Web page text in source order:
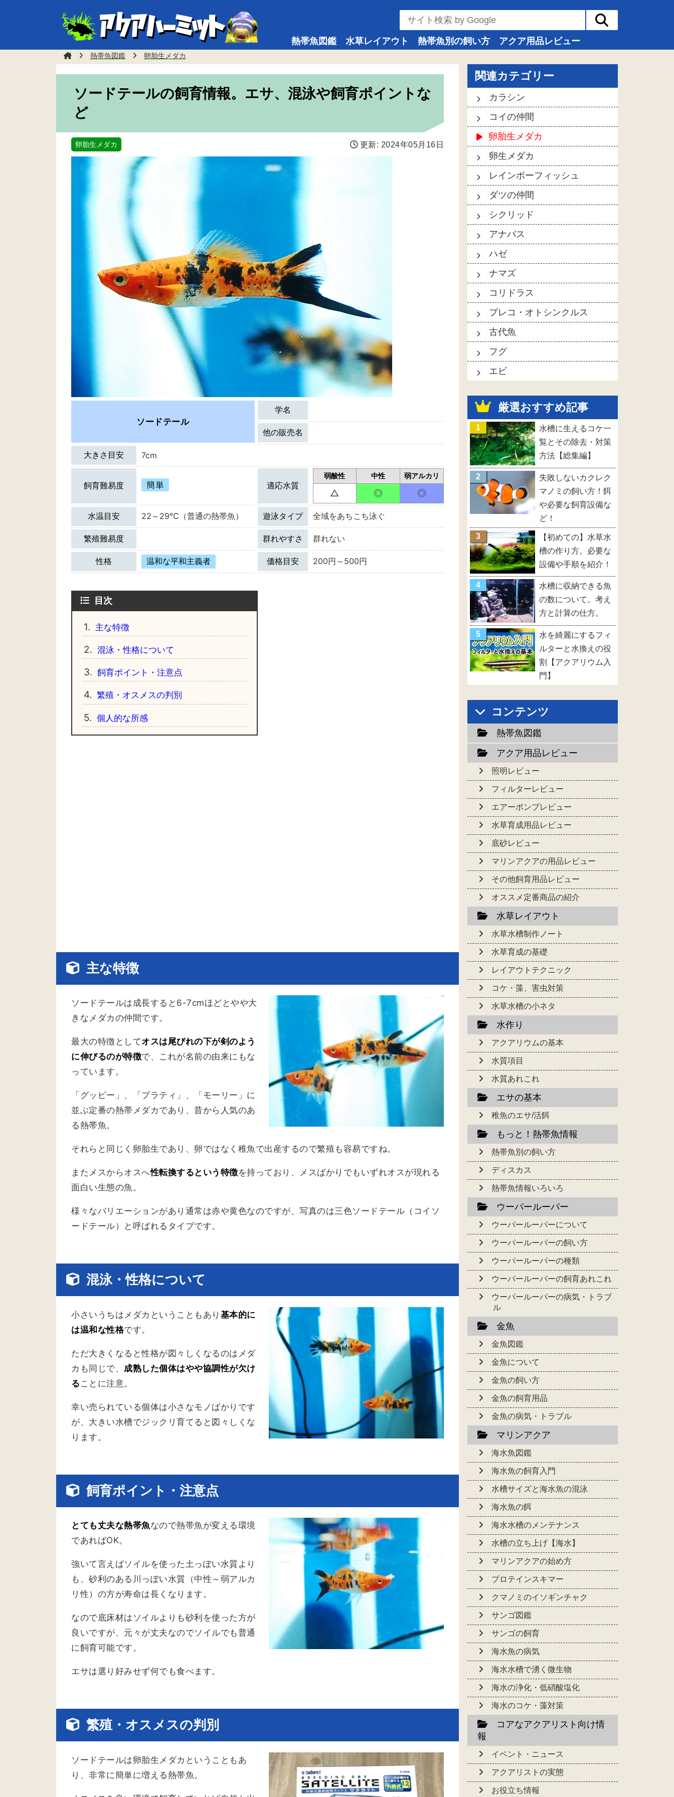
熱帯魚図鑑 水草レイアウト 熱帯魚別の飼い方 アクア用品レビュー
熱帯魚図鑑 卵胎生メダカ
ソードテールの飼育情報。エサ、混泳や飼育ポイントな
ど
卵胎生メダカ 更新: 2024年05月16日
ソードテール
学名
他の販売名
大きさ目安 7cm
飼育難易度 簡単 適応水質
弱酸性 中性 弱アルカリ
△ ◎ ◎
水温目安 22～29℃（普通の熱帯魚）
繁殖難易度
性格 温和な平和主義者
遊泳タイプ 全域をあちこち泳ぐ
群れやすさ 群れない
価格目安 200円～500円
目次
1. 主な特徴
2. 混泳・性格について
3. 飼育ポイント・注意点
4. 繁殖・オスメスの判別
5. 個人的な所感
主な特徴
ソードテールは成長すると6-7cmほどとやや大
きなメダカの仲間です。
最大の特徴としてオスは尾びれの下が剣のよう
に伸びるのが特徴で、これが名前の由来にもな
っています。
「グッピー」、「プラティ」、「モーリー」に
並ぶ定番の熱帯メダカであり、昔から人気のあ
る熱帯魚。
それらと同じく卵胎生であり、卵ではなく稚魚で出産するので繁殖も容易ですね。
またメスからオスへ性転換するという特徴を持っており、メスばかりでもいずれオスが現れる
面白い生態の魚。
様々なバリエーションがあり通常は赤や黄色なのですが、写真のは三色ソードテール（コイソ
ードテール）と呼ばれるタイプです。
混泳・性格について
小さいうちはメダカということもあり 基本的に
は温和な性格です。
ただ大きくなると性格が図々しくなるのはメダ
カも同じで、 成熟した個体はやや協調性が欠け
る ことに注意。
幸い売られている個体は小さなモノばかりです
が、大きい水槽でジックリ育てると図々しくな
ります。
飼育ポイント・注意点
とても丈夫な熱帯魚なので熱帯魚が変える環境
であればOK。
強いて言えばソイルを使った土っぽい水質より
も、砂利のある川っぽい水質（中性～弱アルカ
リ性）の方が寿命は長くなります。
なので底床材はソイルよりも砂利を使った方が
良いですが、元々が丈夫なのでソイルでも普通
に飼育可能です。
エサは選り好みせず何でも食べます。
繁殖・オスメスの判別
ソードテールは卵胎生メダカということもあ
り、非常に簡単に増える熱帯魚。
関連カテゴリー
カラシン
コイの仲間
卵胎生メダカ
卵生メダカ
レインボーフィッシュ
ダツの仲間
シクリッド
アナバス
ハゼ
ナマズ
コリドラス
プレコ・オトシンクルス
古代魚
フグ
エビ
厳選おすすめ記事
水槽に生えるコケ一
覧とその除去・対策
方法【総集編】
失敗しないカクレク
マノミの飼い方！餌
や必要な飼育設備な
ど！
【初めての】水草水
槽の作り方。必要な
設備や手順を紹介！
水槽に収納できる魚
の数について。考え
方と計算の仕方。
水を綺麗にするフィ
ルターと水換えの役
割【アクアリウム入
門】
コンテンツ
熱帯魚図鑑
アクア用品レビュー
照明レビュー
フィルターレビュー
エアーポンプレビュー
水草育成用品レビュー
底砂レビュー
マリンアクアの用品レビュー
その他飼育用品レビュー
オススメ定番商品の紹介
水草レイアウト
水草水槽制作ノート
水草育成の基礎
レイアウトテクニック
コケ・藻、害虫対策
水草水槽の小ネタ
水作り
アクアリウムの基本
水質項目
水質あれこれ
エサの基本
稚魚のエサ/活餌
もっと！熱帯魚情報
熱帯魚別の飼い方
ディスカス
熱帯魚情報いろいろ
ウーパールーパー
ウーパールーパーについて
ウーパールーパーの飼い方
ウーパールーパーの種類
ウーパールーパーの飼育あれこれ
ウーパールーパーの病気・トラブ
ル
金魚
金魚図鑑
金魚について
金魚の飼い方
金魚の飼育用品
金魚の病気・トラブル
マリンアクア
海水魚図鑑
海水魚の飼育入門
水槽サイズと海水魚の混泳
海水魚の餌
海水水槽のメンテナンス
水槽の立ち上げ【海水】
マリンアクアの始め方
プロテインスキマー
クマノミのイソギンチャク
サンゴ図鑑
サンゴの飼育
海水魚の病気
海水水槽で湧く微生物
海水の浄化・低硝酸塩化
海水のコケ・藻対策
コアなアクアリスト向け情
報
イベント・ニュース
アクアリストの実態
お役立ち情報